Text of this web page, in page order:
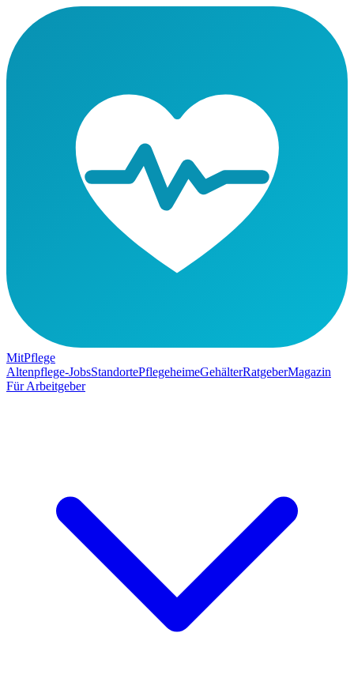
MitPflege
Altenpflege-JobsStandortePflegeheimeGehälterRatgeberMagazin
Für Arbeitgeber